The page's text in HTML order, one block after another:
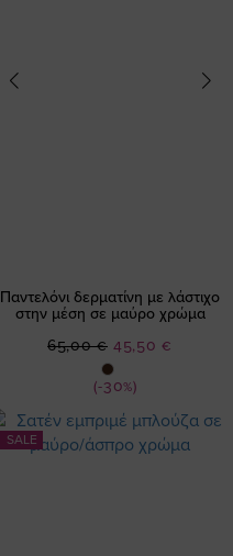
Παντελόνι δερματίνη με λάστιχο
στην μέση σε μαύρο χρώμα
(-30%)
Ειδική
Τιμή
45,50 €
65,00 €
SALE